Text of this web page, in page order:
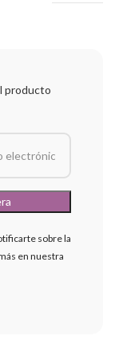
producto
sobre la
en nuestra